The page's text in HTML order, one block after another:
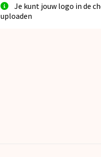
Je kunt jouw logo in de
uploaden